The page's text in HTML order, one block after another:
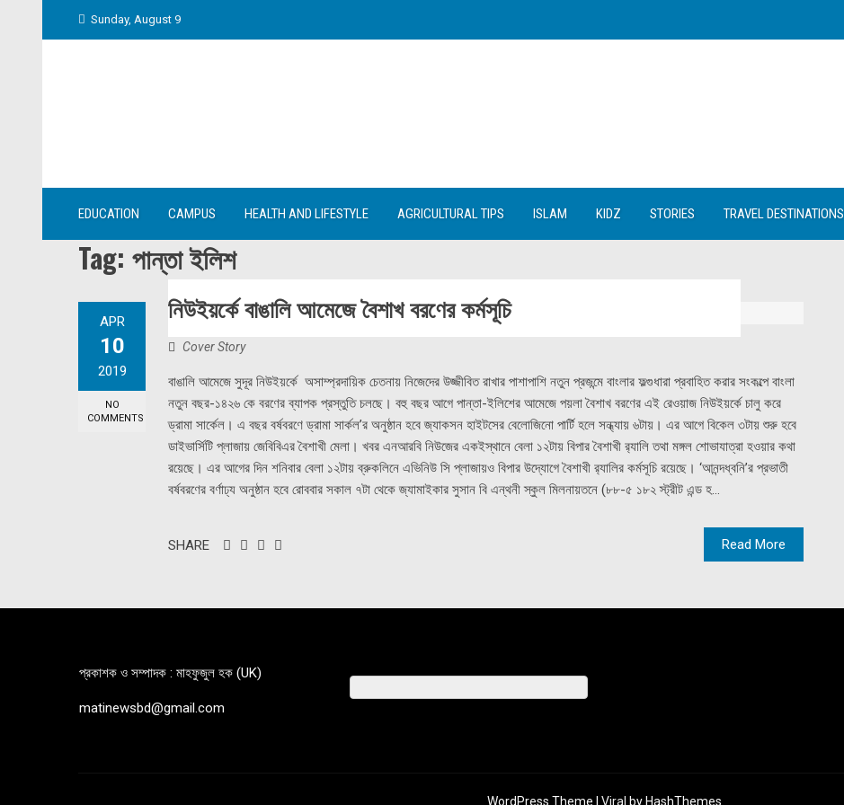
Sunday, August 9
EDUCATION CAMPUS HEALTH AND LIFESTYLE AGRICULTURAL TIPS ISLAM KIDZ STORIES TRAVEL DESTINATIONS
Tag: পান্তা ইলিশ
APR
10
2019
NO
COMMENTS
নিউইয়র্কে বাঙালি আমেজে বৈশাখ বরণের কর্মসূচি
Cover Story
বাঙালি আমেজে সুদূর নিউইয়র্কে অসাম্প্রদায়িক চেতনায় নিজেদের উজ্জীবিত রাখার পাশাপাশি নতুন প্রজন্মে বাংলার ফল্গুধারা প্রবাহিত করার সংকল্পে বাংলা
নতুন বছর-১৪২৬ কে বরণের ব্যাপক প্রস্তুতি চলছে। বহু বছর আগে পান্তা-ইলিশের আমেজে পয়লা বৈশাখ বরণের এই রেওয়াজ নিউইয়র্কে চালু করে
ড্রামা সার্কেল। এ বছর বর্ষবরণে ড্রামা সার্কল’র অনুষ্ঠান হবে জ্যাকসন হাইটসের বেলোজিনো পার্টি হলে সন্ধ্যায় ৬টায়। এর আগে বিকেল ৩টায় শুরু হবে
ডাইভার্সিটি প্লাজায় জেবিবিএর বৈশাখী মেলা। খবর এনআরবি নিউজের একইস্থানে বেলা ১২টায় বিপার বৈশাখী র‌্যালি তথা মঙ্গল শোভাযাত্রা হওয়ার কথা
রয়েছে। এর আগের দিন শনিবার বেলা ১২টায় ব্রুকলিনে এভিনিউ সি প্লাজায়ও বিপার উদ্যোগে বৈশাখী র‌্যালির কর্মসূচি রয়েছে। ‘আনন্দধ্বনি’র প্রভাতী
বর্ষবরণের বর্ণাঢ্য অনুষ্ঠান হবে রোববার সকাল ৭টা থেকে জ্যামাইকার সুসান বি এন্থনী স্কুল মিলনায়তনে (৮৮-৫ ১৮২ স্ট্রীট এন্ড হ...
Read More
SHARE
প্রকাশক ও সম্পাদক : মাহফুজুল হক (UK)
matinewsbd@gmail.com
WordPress Theme | Viral by HashThemes